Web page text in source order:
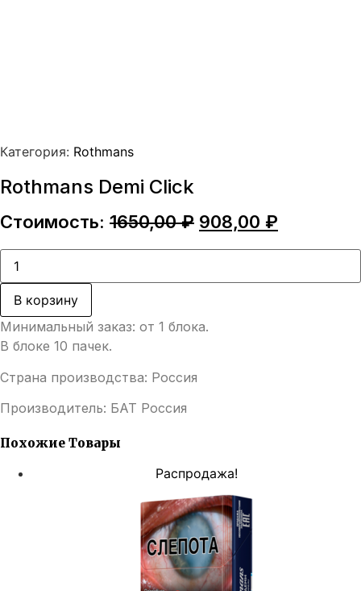
Категория: Rothmans
Rothmans Demi Click
Стоимость: 1650,00₽ Первоначальная
составляла
908,00 ₽
908,00 ₽.
Количество
товара
Rothmans
Demi
ClickВ корзину
Минимальный заказ: от 1 блока.
В блоке 10 пачек.
Страна производства: Россия
Производитель: БАТ Россия
Похожие Товары
Распродажа!